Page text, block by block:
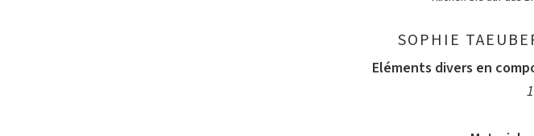
SOPHIE
Eléments divers en